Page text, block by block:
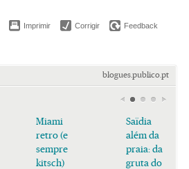
Imprimir Corrigir Feedback
blogues.publico.pt
Miami
retro (e
sempre
kitsch)
Saïdia
além da
praia: da
gruta do